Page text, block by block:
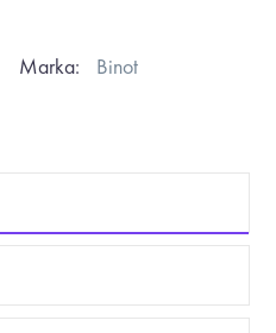
Marka: Binot